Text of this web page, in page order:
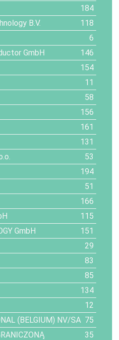
184
B.V.
118
6
GmbH
146
154
11
58
156
161
131
53
194
51
166
115
GmbH
151
29
83
85
134
12
(BELGIUM) NV/SA 75
35